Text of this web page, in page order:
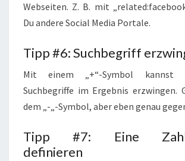
Webseiten. Z. B. mit
Du andere Social Media Portale.
Tipp #6: Suchbegriff
Mit einem „+“-Symbol kannst
Suchbegriffe im Ergebnis erzwingen.
dem „-„-Symbol, aber eben genau
Tipp #7: Eine
definieren